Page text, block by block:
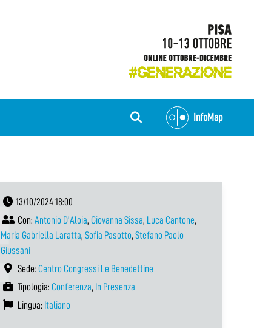
InfoMap
13/10/2024 18:00
Con: Antonio D'Aloia, Giovanna Sissa, Luca Cantone,
Maria Gabriella Laratta, Sofia Pasotto, Stefano Paolo
Giussani
Sede: Centro Congressi Le Benedettine
Tipologia: Conferenza, In Presenza
Lingua: Italiano